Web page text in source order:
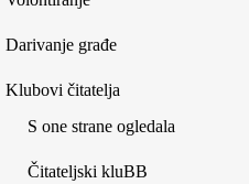
Darivanje građe
Klubovi čitatelja
S one strane ogledala
Čitateljski kluBB